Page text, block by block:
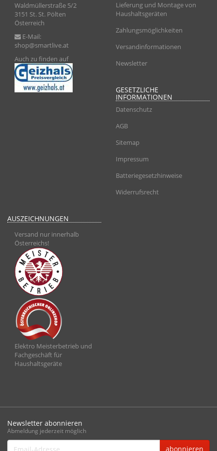
Waldmüllerstraße 5/2
3151 St. St. Pölten
Österreich
E-Mail:
shop@smartlive.at
Auch zu finden auf
Lieferung und Montage von
Haushaltsgeräten
Zahlungsmöglichkeiten
Versandinformationen
Newsletter
GESETZLICHE
INFORMATIONEN
Datenschutz
AGB
Sitemap
Impressum
Batteriegesetzhinweise
Widerrufsrecht
AUSZEICHNUNGEN
Versand nur innerhalb
Österreichs!
Elektro Meisterbetrieb und
Fachgeschäft für
Haushaltsgeräte
Newsletter abonnieren
Abmeldung jederzeit möglich
Email-
abonnieren